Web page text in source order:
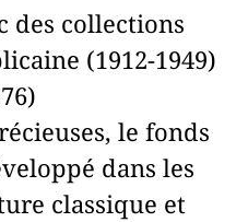
des collections
(1912-1949)
le fonds
dans les
classique et